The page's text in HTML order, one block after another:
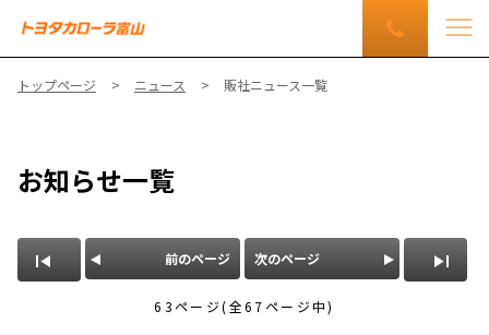
トップページ ニュース 販社ニュース一覧
お知らせ一覧
前のページ 次のページ
63ページ(全67ページ中)